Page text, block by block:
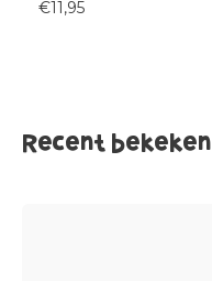
€11,95
Recent bekeken